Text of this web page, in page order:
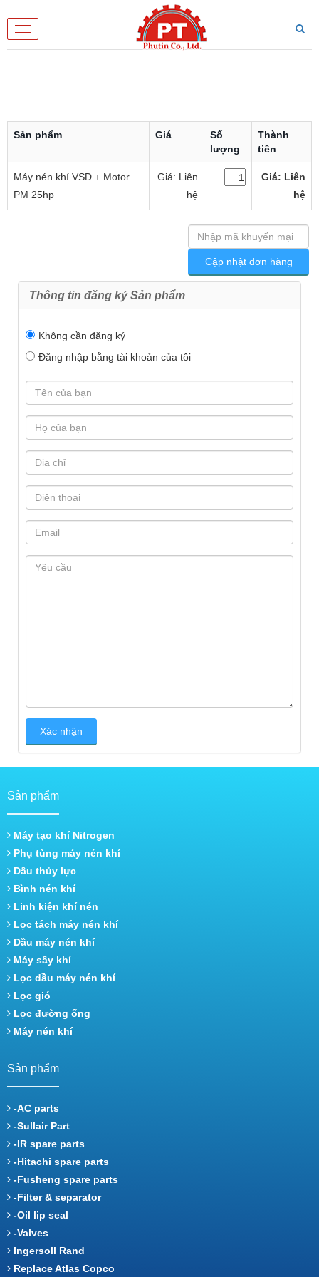
Toggle
navigation
Sản phẩm Giá
Số
lượng
Thành
tiền
Máy nén khí VSD + Motor
PM 25hp
Giá: Liên
hệ
Giá: Liên
hệ
Thông tin đăng ký Sản phẩm
Không cần đăng ký
Đăng nhập bằng tài khoản của tôi
Sản phẩm
Máy tạo khí Nitrogen
Phụ tùng máy nén khí
Dầu thủy lực
Bình nén khí
Linh kiện khí nén
Lọc tách máy nén khí
Dầu máy nén khí
Máy sấy khí
Lọc dầu máy nén khí
Lọc gió
Lọc đường ống
Máy nén khí
Sản phẩm
-AC parts
-Sullair Part
-IR spare parts
-Hitachi spare parts
-Fusheng spare parts
-Filter & separator
-Oil lip seal
-Valves
Ingersoll Rand
Replace Atlas Copco